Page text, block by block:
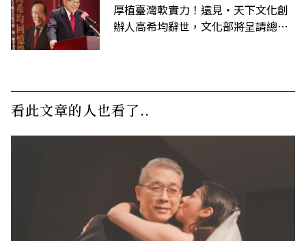
厚植臺灣軟實力！遠見‧天下文化創
辦人高希均辭世，文化部將呈請總統
看此文章的人也看了..